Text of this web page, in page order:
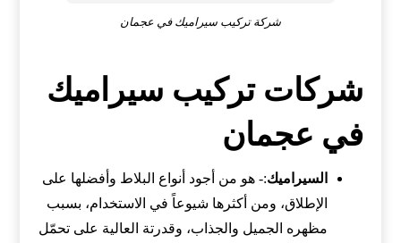
شركة تركيب سيراميك في عجمان
شركات تركيب سيراميك
في عجمان
السيراميك:- هو من أجود أنواع البلاط وأفضلها على
الإطلاق، ومن أكثرها شيوعاً في الاستخدام، بسبب
مظهره الجميل والجذاب، وقدرتة العالية على تحمّل